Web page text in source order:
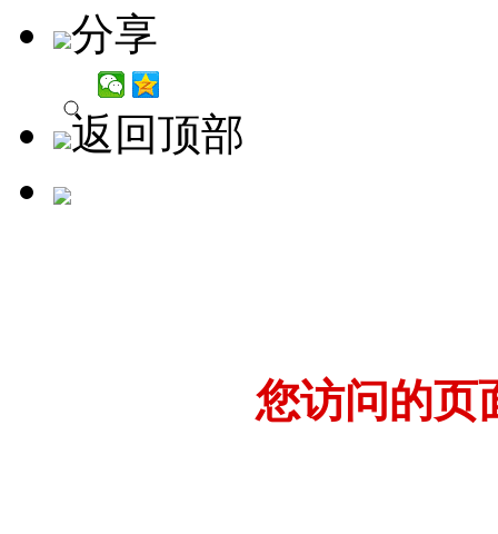
分享
返回顶部
您访问的页